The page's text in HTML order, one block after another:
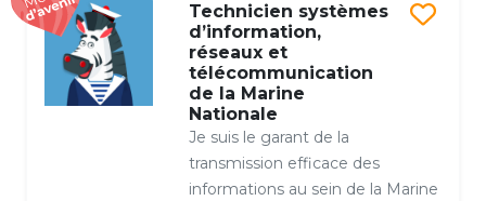
Technicien systèmes
d’information,
réseaux et
télécommunication
de la Marine
Nationale
Je suis le garant de la
transmission efficace des
informations au sein de la Marine